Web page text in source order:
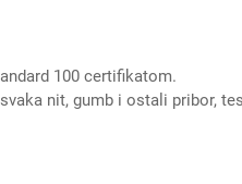
100 certifikatom.
nit, gumb i ostali pribor,